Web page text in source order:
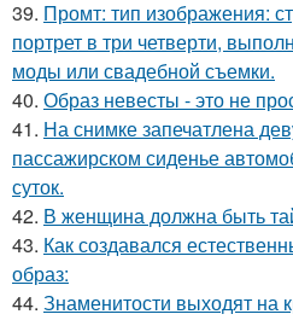
39. Промт: тип изображения:
портрет в три четверти,
моды или свадебной съемки.
40. Образ невесты - это не
41. На снимке запечатлена
пассажирском сиденье
суток.
42. В женщина должна быть
43. Как создавался
образ:
44. Знаменитости выходят на